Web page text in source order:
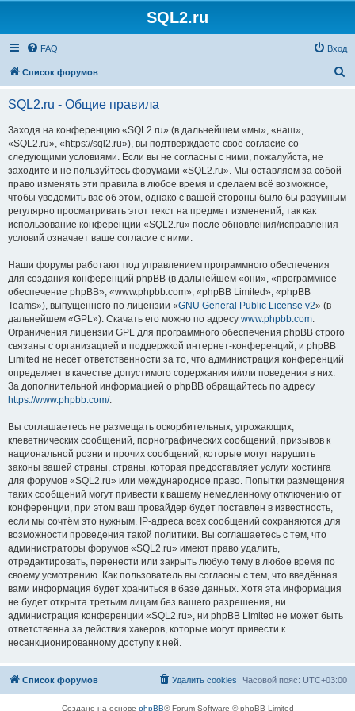
SQL2.ru
FAQ Вход
Список форумов
SQL2.ru - Общие правила
Заходя на конференцию «SQL2.ru» (в дальнейшем «мы», «наш»,
«SQL2.ru», «https://sql2.ru»), вы подтверждаете своё согласие со
следующими условиями. Если вы не согласны с ними, пожалуйста, не
заходите и не пользуйтесь форумами «SQL2.ru». Мы оставляем за собой
право изменять эти правила в любое время и сделаем всё возможное,
чтобы уведомить вас об этом, однако с вашей стороны было бы разумным
регулярно просматривать этот текст на предмет изменений, так как
использование конференции «SQL2.ru» после обновления/исправления
условий означает ваше согласие с ними.
Наши форумы работают под управлением программного обеспечения
для создания конференций phpBB (в дальнейшем «они», «программное
обеспечение phpBB», «www.phpbb.com», «phpBB Limited», «phpBB
Teams»), выпущенного по лицензии «GNU General Public License v2» (в
дальнейшем «GPL»). Скачать его можно по адресу www.phpbb.com.
Ограничения лицензии GPL для программного обеспечения phpBB строго
связаны с организацией и поддержкой интернет-конференций, и phpBB
Limited не несёт ответственности за то, что администрация конференций
определяет в качестве допустимого содержания и/или поведения в них.
За дополнительной информацией о phpBB обращайтесь по адресу
https://www.phpbb.com/.
Вы соглашаетесь не размещать оскорбительных, угрожающих,
клеветнических сообщений, порнографических сообщений, призывов к
национальной розни и прочих сообщений, которые могут нарушить
законы вашей страны, страны, которая предоставляет услуги хостинга
для форумов «SQL2.ru» или международное право. Попытки размещения
таких сообщений могут привести к вашему немедленному отключению от
конференции, при этом ваш провайдер будет поставлен в известность,
если мы сочтём это нужным. IP-адреса всех сообщений сохраняются для
возможности проведения такой политики. Вы соглашаетесь с тем, что
администраторы форумов «SQL2.ru» имеют право удалить,
отредактировать, перенести или закрыть любую тему в любое время по
своему усмотрению. Как пользователь вы согласны с тем, что введённая
вами информация будет храниться в базе данных. Хотя эта информация
не будет открыта третьим лицам без вашего разрешения, ни
администрация конференции «SQL2.ru», ни phpBB Limited не может быть
ответственна за действия хакеров, которые могут привести к
несанкционированному доступу к ней.
Список форумов Часовой пояс: UTC+03:00
Удалить cookies
Создано на основе phpBB® Forum Software © phpBB Limited